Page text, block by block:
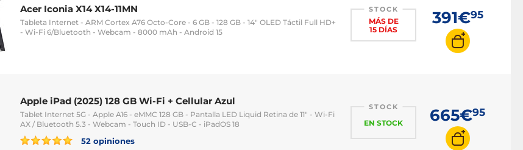
Acer Iconia X14 X14-11MN
Tableta Internet - ARM Cortex A76 Octo-Core - 6 GB - 128 GB - 14" OLED Táctil Full HD+
- Wi-Fi 6/Bluetooth - Webcam - 8000 mAh - Android 15
STOCK
MÁS DE
15 DÍAS
391€95
Apple iPad (2025) 128 GB Wi-Fi + Cellular Azul
Tablet Internet 5G - Apple A16 - eMMC 128 GB - Pantalla LED Liquid Retina de 11" - Wi-Fi
AX / Bluetooth 5.3 - Webcam - Touch ID - USB-C - iPadOS 18
52 opiniones
STOCK
EN STOCK 665€95